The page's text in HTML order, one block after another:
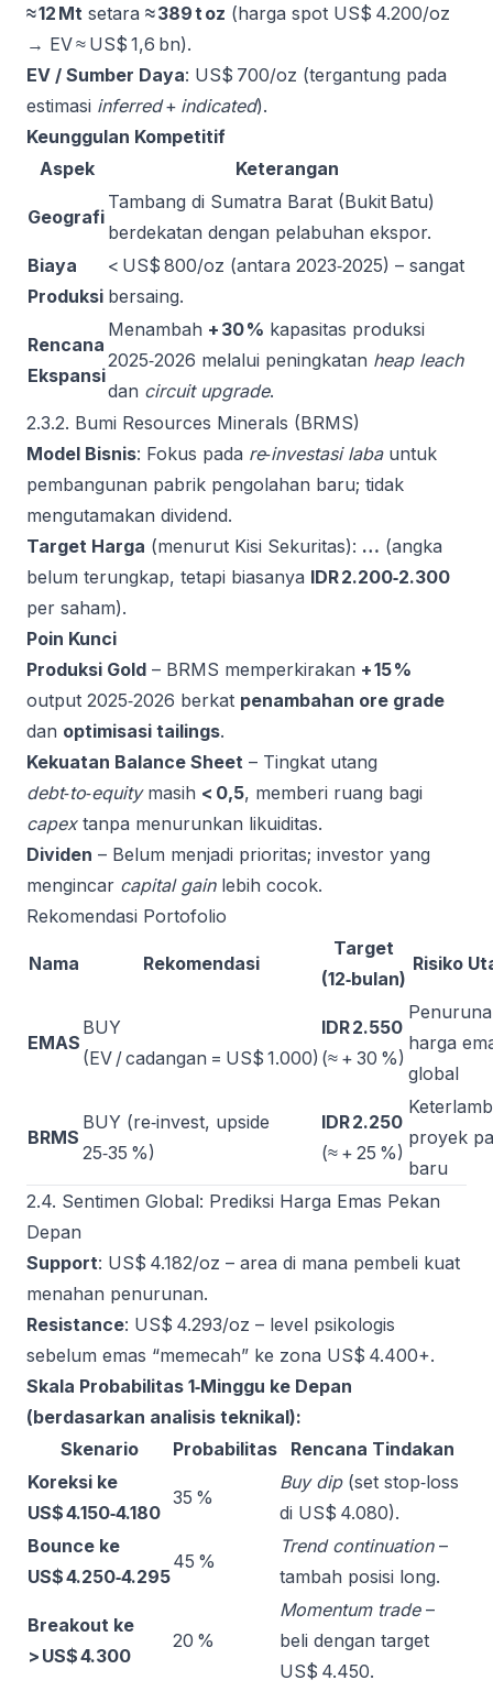
≈ 12 Mt setara ≈ 389 t oz (harga spot US$ 4.200/oz
→ EV ≈ US$ 1,6 bn).
EV / Sumber Daya: US$ 700/oz (tergantung pada
estimasi inferred+ indicated).
Keunggulan Kompetitif
Aspek
Keterangan
Geografi
Tambang di Sumatra Barat (Bukit Batu)
berdekatan dengan pelabuhan ekspor.
Biaya
Produksi
< US$ 800/oz (antara 2023‑2025) – sangat
bersaing.
Rencana
Ekspansi
Menambah + 30 % kapasitas produksi
2025‑2026 melalui peningkatan heap leach
dan circuit upgrade.
2.3.2. Bumi Resources Minerals (BRMS)
Model Bisnis: Fokus pada re‑investasi labauntuk
pembangunan pabrik pengolahan baru; tidak
mengutamakan dividend.
Target Harga (menurut Kisi Sekuritas): … (angka
belum terungkap, tetapi biasanya IDR 2.200‑2.300
per saham).
Poin Kunci
Produksi Gold – BRMS memperkirakan + 15 %
output 2025‑2026 berkat penambahan ore grade
dan optimisasi tailings.
Kekuatan Balance Sheet – Tingkat utang
debt‑to‑equitymasih < 0,5, memberi ruang bagi
capextanpa menurunkan likuiditas.
Dividen – Belum menjadi prioritas; investor yang
mengincar capital gainlebih cocok.
Rekomendasi Portofolio
Nama Rekomendasi
Target
(12‑bulan)
Risiko
EMAS
BUY
(EV / cadangan = US$ 1.000)
IDR 2.550
(≈ + 30 %)
harga
global
BRMS
BUY (re‑invest, upside
25‑35 %)
IDR 2.250
(≈ + 25 %)
proyek
baru
2.4. Sentimen Global: Prediksi Harga Emas Pekan
Depan
Support: US$ 4.182/oz – area di mana pembeli kuat
menahan penurunan.
Resistance: US$ 4.293/oz – level psikologis
sebelum emas “memecah” ke zona US$ 4.400+.
Skala Probabilitas 1‑Minggu ke Depan
(berdasarkan analisis teknikal):
Skenario
Probabilitas
Rencana Tindakan
Koreksi ke
US$ 4.150‑4.180
35 %
Buy dip(set stop‑loss
di US$ 4.080).
Bounce ke
US$ 4.250‑4.295
45 %
Trend continuation–
tambah posisi long.
Breakout ke
> US$ 4.300
20 %
Momentum trade–
beli dengan target
US$ 4.450.